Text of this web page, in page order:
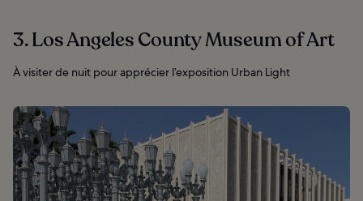
3. Los Angeles County Museum of Art
À visiter de nuit pour apprécier l’exposition Urban Light